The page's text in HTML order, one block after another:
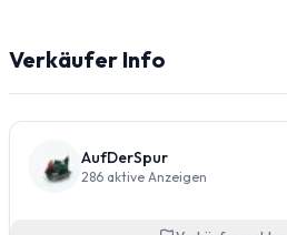
Verkäufer Info
AufDerSpur
286 aktive Anzeigen